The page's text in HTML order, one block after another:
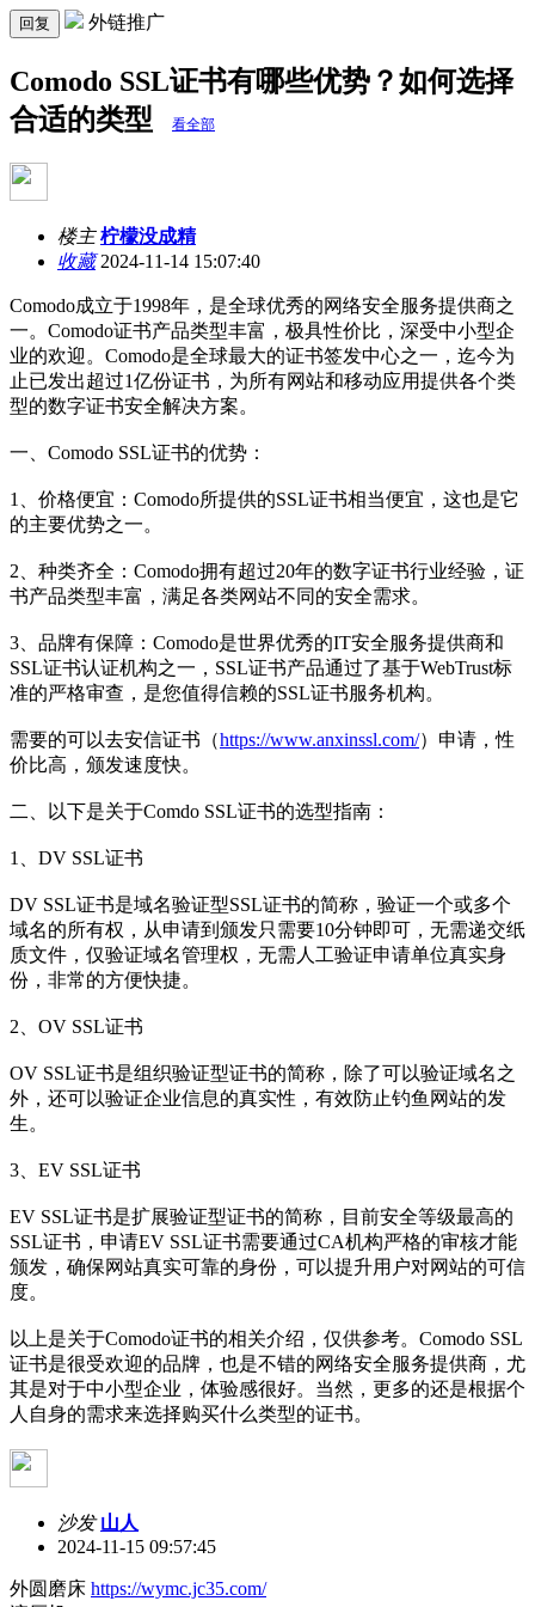
回复 外链推广
Comodo SSL证书有哪些优势？如何选择
合适的类型
看全部
楼主 柠檬没成精
收藏2024-11-14 15:07:40
Comodo成立于1998年，是全球优秀的网络安全服务提供商之
一。Comodo证书产品类型丰富，极具性价比，深受中小型企
业的欢迎。Comodo是全球最大的证书签发中心之一，迄今为
止已发出超过1亿份证书，为所有网站和移动应用提供各个类
型的数字证书安全解决方案。
一、Comodo SSL证书的优势：
1、价格便宜：Comodo所提供的SSL证书相当便宜，这也是它
的主要优势之一。
2、种类齐全：Comodo拥有超过20年的数字证书行业经验，证
书产品类型丰富，满足各类网站不同的安全需求。
3、品牌有保障：Comodo是世界优秀的IT安全服务提供商和
SSL证书认证机构之一，SSL证书产品通过了基于WebTrust标
准的严格审查，是您值得信赖的SSL证书服务机构。
需要的可以去安信证书（https://www.anxinssl.com/）申请，性
价比高，颁发速度快。
二、以下是关于Comdo SSL证书的选型指南：
1、DV SSL证书
DV SSL证书是域名验证型SSL证书的简称，验证一个或多个
域名的所有权，从申请到颁发只需要10分钟即可，无需递交纸
质文件，仅验证域名管理权，无需人工验证申请单位真实身
份，非常的方便快捷。
2、OV SSL证书
OV SSL证书是组织验证型证书的简称，除了可以验证域名之
外，还可以验证企业信息的真实性，有效防止钓鱼网站的发
生。
3、EV SSL证书
EV SSL证书是扩展验证型证书的简称，目前安全等级最高的
SSL证书，申请EV SSL证书需要通过CA机构严格的审核才能
颁发，确保网站真实可靠的身份，可以提升用户对网站的可信
度。
以上是关于Comodo证书的相关介绍，仅供参考。Comodo SSL
证书是很受欢迎的品牌，也是不错的网络安全服务提供商，尤
其是对于中小型企业，体验感很好。当然，更多的还是根据个
人自身的需求来选择购买什么类型的证书。
沙发 山人
2024-11-15 09:57:45
外圆磨床 https://wymc.jc35.com/